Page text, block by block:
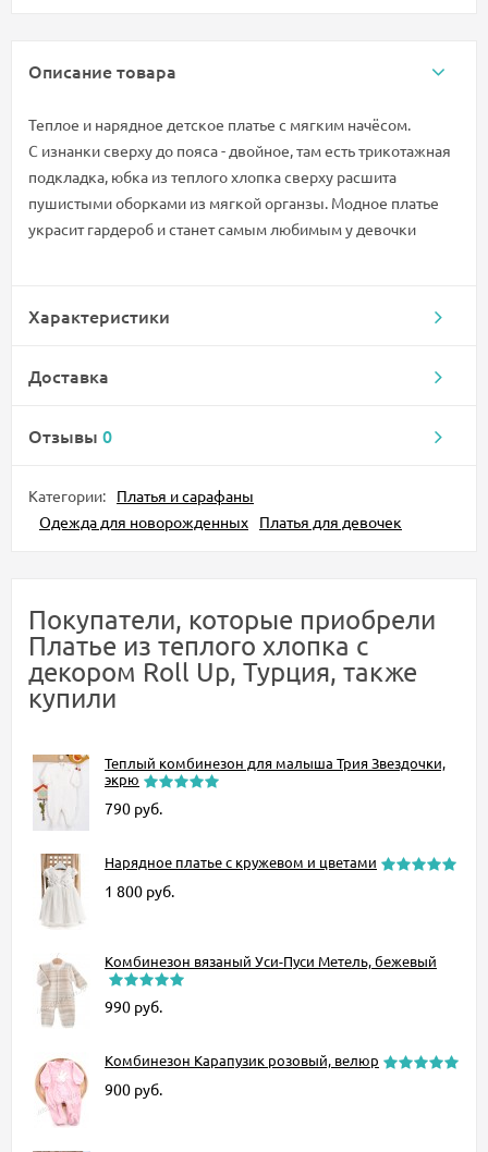
Описание товара
Теплое и нарядное детское платье с мягким начёсом.
С изнанки сверху до пояса - двойное, там есть трикотажная
подкладка, юбка из теплого хлопка сверху расшита
пушистыми оборками из мягкой органзы. Модное платье
украсит гардероб и станет самым любимым у девочки
Характеристики
Доставка
Отзывы 0
Категории:
Платья и сарафаны
Одежда для новорожденных
Платья для девочек
Покупатели, которые приобрели
Платье из теплого хлопка с
декором Roll Up, Турция, также
купили
Теплый комбинезон для малыша Трия Звездочки,
экрю
790 руб.
Нарядное платье с кружевом и цветами
1 800 руб.
Комбинезон вязаный Уси-Пуси Метель, бежевый
990 руб.
Комбинезон Карапузик розовый, велюр
900 руб.